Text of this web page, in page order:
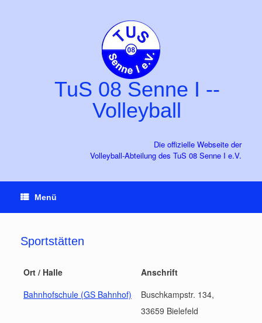
TuS 08 Senne I --
Volleyball
Die offizielle Webseite der
Volleyball-Abteilung des TuS 08 Senne I e.V.
Menü
Sportstätten
Ort / Halle
Anschrift
Bahnhofschule (GS Bahnhof)
Buschkampstr. 134,
33659 Bielefeld